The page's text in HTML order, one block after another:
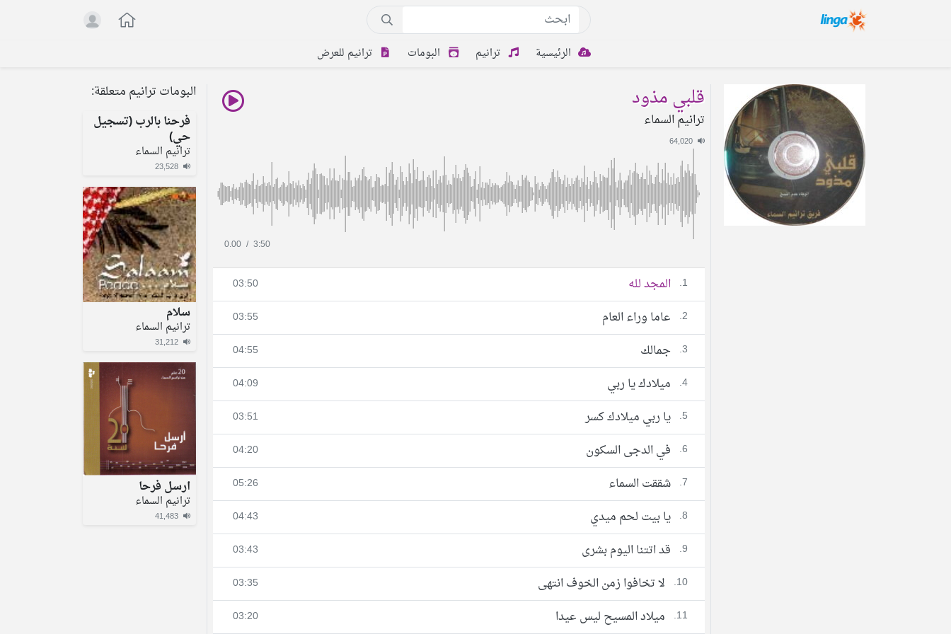
الرئيسية ترانيم البومات ترانيم للعرض
قلبي مذود
ترانيم السماء
64,020
0.00 / 3:50
1. المجد لله
03:50
2.
عاما وراء العام
03:55
3.
جمالك
04:55
4.
ميلادك يا ربي
04:09
5.
يا ربي ميلادك كسر
03:51
6.
في الدجى السكون
04:20
7.
شققت السماء
05:26
8.
يا بيت لحم ميدي
04:43
9.
قد اتتنا اليوم بشرى
03:43
10.
لا تخافوا زمن الخوف انتهى
03:35
11.
ميلاد المسيح ليس عيدا 03:20
البومات ترانيم متعلقة:
فرحنا بالرب (تسجيل
حي)
ترانيم السماء
سلام
ترانيم السماء
ارسل فرحا
ترانيم السماء